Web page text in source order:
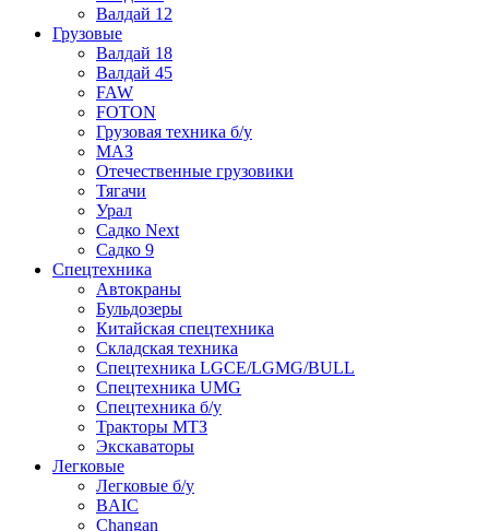
Валдай 12
Грузовые
Валдай 18
Валдай 45
FAW
FOTON
Грузовая техника б/у
МАЗ
Отечественные грузовики
Тягачи
Урал
Садко Next
Садко 9
Спецтехника
Автокраны
Бульдозеры
Китайская спецтехника
Складская техника
Спецтехника LGCE/LGMG/BULL
Спецтехника UMG
Спецтехника б/у
Тракторы МТЗ
Экскаваторы
Легковые
Легковые б/у
BAIC
Changan